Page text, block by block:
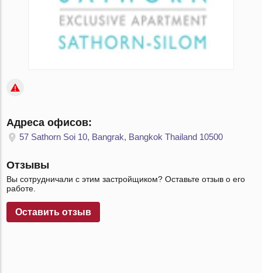
Адреса офисов:
57 Sathorn Soi 10, Bangrak, Bangkok Thailand 10500
Отзывы
Вы сотрудничали с этим застройщиком? Оставьте отзыв о его
работе.
Оставить отзыв